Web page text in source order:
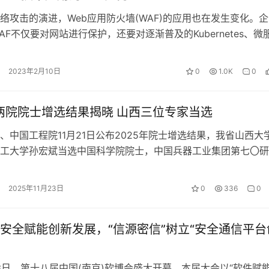
的演进，Web应用防火墙(WAF)的应用也在发生变化。
不仅要对网站进行保护，还要对逐渐普及的Kubernetes、微
2023年2月10日 0 1.0K 0
院士增选结果揭晓 山西三位专家当选
中国工程院11月21日公布2025年院士增选结果，我省山西大
大学孙宏斌当选中国科学院院士，中国兵器工业集团第七〇
2025年11月23日 0 336 0
全赋能创新发展，“信源密信”树立“安全通信平